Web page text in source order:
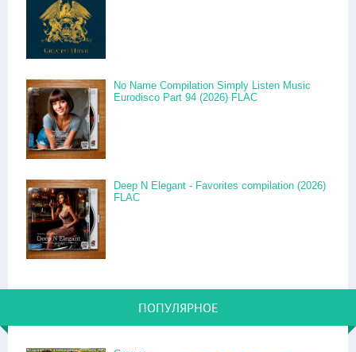
No Name Compilation Simply Listen Music
Eurodisco Part 94 (2026) FLAC
Deep N Elegant - Favorites compilation (2026)
FLAC
ПОПУЛЯРНОЕ